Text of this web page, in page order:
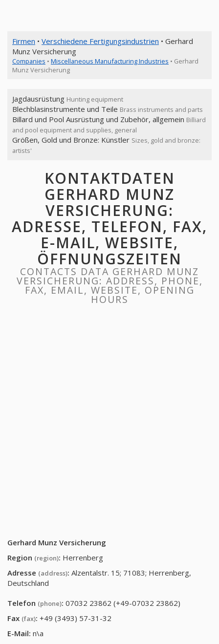
Firmen • Verschiedene Fertigungsindustrien • Gerhard
Munz Versicherung
Companies • Miscellaneous Manufacturing Industries • Gerhard
Munz Versicherung
Jagdausrüstung Hunting equipment
Blechblasinstrumente und Teile Brass instruments and parts
Billard und Pool Ausrüstung und Zubehör, allgemein Billiard
and pool equipment and supplies, general
Größen, Gold und Bronze: Künstler Sizes, gold and bronze:
artists'
KONTAKTDATEN
GERHARD MUNZ
VERSICHERUNG:
ADRESSE, TELEFON, FAX,
E-MAIL, WEBSITE,
ÖFFNUNGSZEITEN
CONTACTS DATA GERHARD MUNZ
VERSICHERUNG: ADDRESS, PHONE,
FAX, EMAIL, WEBSITE, OPENING
HOURS
Gerhard Munz Versicherung
Region (region): Herrenberg
Adresse (address): Alzentalstr. 15; 71083; Herrenberg,
Deutschland
Telefon (phone): 07032 23862 (+49-07032 23862)
Fax (fax): +49 (3493) 57-31-32
E-Mail: n\a